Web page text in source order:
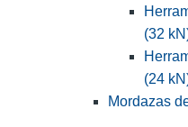
(32
(24
Mordazas